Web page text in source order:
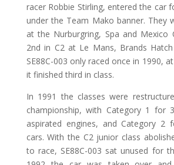
racer Robbie Stirling, entered the car
under the Team Mako banner. They
at the Nurburgring, Spa and Mexico
2nd in C2 at Le Mans, Brands
SE88C-003 only raced once in 1990,
it finished third in class.
In 1991 the classes were
championship, with Category 1 for
aspirated engines, and Category 2
cars. With the C2 junior class
to race, SE88C-003 sat unused for